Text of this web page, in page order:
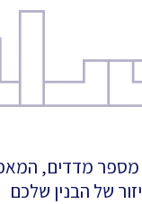
מספר מדדים,
של הבנין שלכם